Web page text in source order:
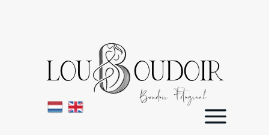
LOU OUDOIR
Boudoir Fotograaf